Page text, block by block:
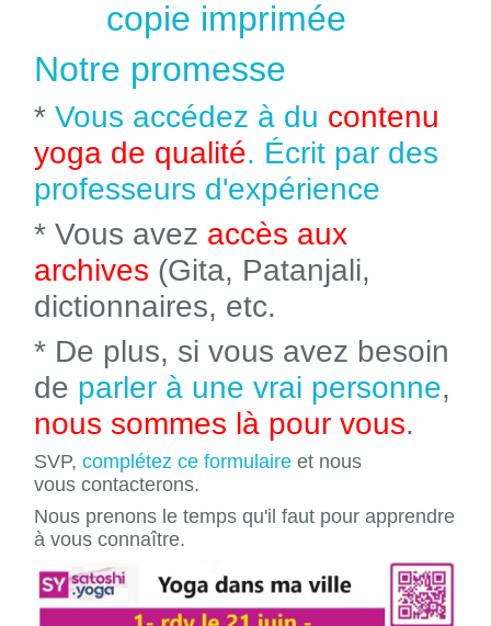
copie imprimée
Notre promesse
* Vous accédez à du contenu
yoga de qualité. Écrit par des
professeurs d'expérience
* Vous avez accès aux
archives (Gita, Patanjali,
dictionnaires, etc.
* De plus, si vous avez besoin
de parler à une vrai personne,
nous sommes là pour vous.
SVP, complétez ce formulaire et nous
vous contacterons.
Nous prenons le temps qu'il faut pour apprendre
à vous connaître.